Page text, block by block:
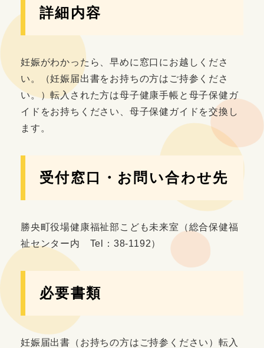
詳細内容
妊娠がわかったら、早めに窓口にお越しくださ
い。（妊娠届出書をお持ちの方はご持参くださ
い。）転入された方は母子健康手帳と母子保健ガ
イドをお持ちください、母子保健ガイドを交換し
ます。
受付窓口・お問い合わせ先
勝央町役場健康福祉部こども未来室（総合保健福
祉センター内 Tel：38-1192）
必要書類
妊娠届出書（お持ちの方はご持参ください）転入